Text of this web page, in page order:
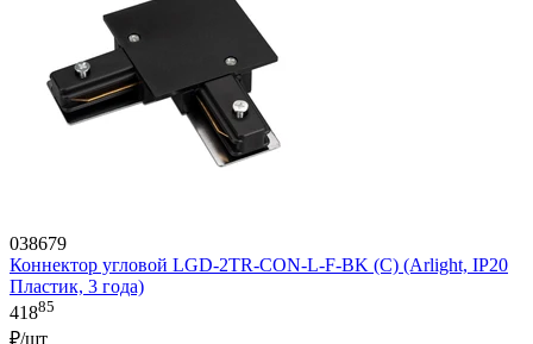
038679
Коннектор угловой LGD-2TR-CON-L-F-BK (C) (Arlight, IP20
Пластик, 3 года)
41885
₽/шт